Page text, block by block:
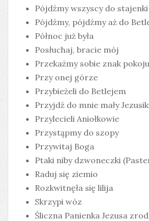
Pójdźmy wszyscy do stajenki
Pójdźmy, pójdźmy aż do
Północ już była
Posłuchaj, bracie mój
Przekażmy sobie znak pokoju
Przy onej górze
Przybieżeli do Betlejem
Przyjdź do mnie mały
Przylecieli Aniołkowie
Przystąpmy do szopy
Przywitaj Boga
Ptaki niby dzwoneczki
Raduj się ziemio
Rozkwitnęła się lilija
Skrzypi wóz
Śliczna Panienka Jezusa